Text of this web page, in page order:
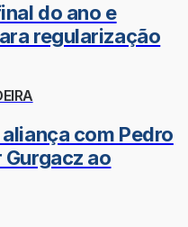
do ano e
regularização
com Pedro
Gurgacz ao